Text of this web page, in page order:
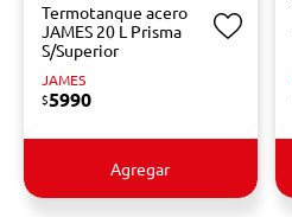
Termotanque acero
JAMES 20 L Prisma
S/Superior
JAMES
$5990
Agregar